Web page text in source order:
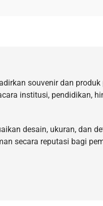
souvenir dan
institusi, pendidikan,
desain, ukuran, dan
secara reputasi bagi